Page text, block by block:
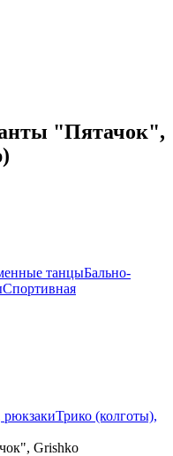
"Пятачок",
танцыБально-
Спортивная
Трико (колготы),
Grishko